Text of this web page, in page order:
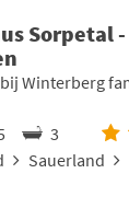
Sorpetal
Winterberg
3
Sauerland